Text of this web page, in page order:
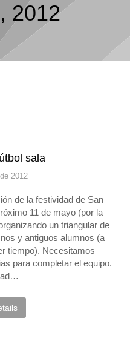
2012
sala
2012
de la festividad de San
11 de mayo (por la
un triangular de
y antiguos alumnos (a
tiempo). Necesitamos
para completar el equipo.